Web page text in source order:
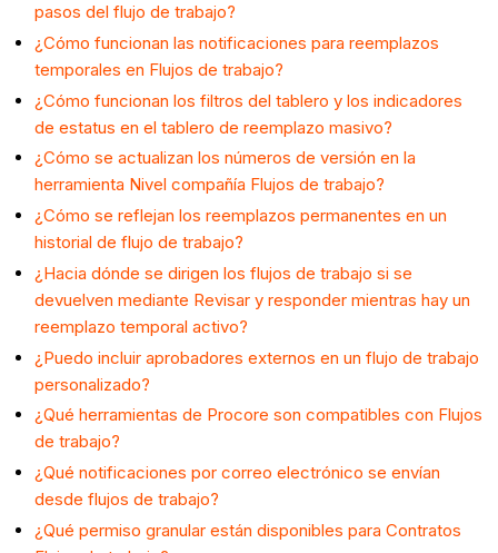
pasos del flujo de trabajo?
¿Cómo funcionan las notificaciones para reemplazos
temporales en Flujos de trabajo?
¿Cómo funcionan los filtros del tablero y los indicadores
de estatus en el tablero de reemplazo masivo?
¿Cómo se actualizan los números de versión en la
herramienta Nivel compañía Flujos de trabajo?
¿Cómo se reflejan los reemplazos permanentes en un
historial de flujo de trabajo?
¿Hacia dónde se dirigen los flujos de trabajo si se
devuelven mediante Revisar y responder mientras hay un
reemplazo temporal activo?
¿Puedo incluir aprobadores externos en un flujo de trabajo
personalizado?
¿Qué herramientas de Procore son compatibles con Flujos
de trabajo?
¿Qué notificaciones por correo electrónico se envían
desde flujos de trabajo?
¿Qué permiso granular están disponibles para Contratos